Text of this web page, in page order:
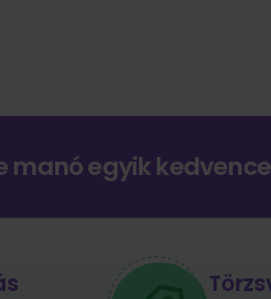
manó egyik kedvence